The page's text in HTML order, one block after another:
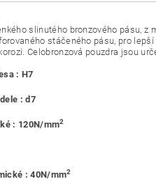
slinutého bronzového pásu,
stáčeného pásu, pro
Celobronzová pouzdra jsou
: H7
: d7
: 120N/mm2
: 40N/mm2